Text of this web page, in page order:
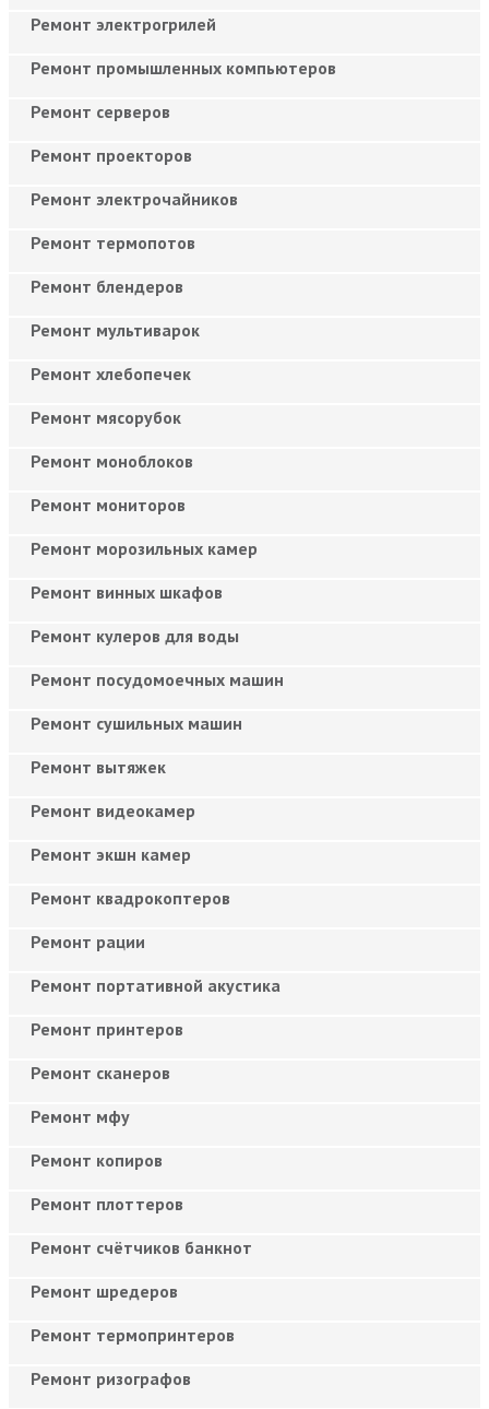
Ремонт электрогрилей
Ремонт промышленных компьютеров
Ремонт серверов
Ремонт проекторов
Ремонт электрочайников
Ремонт термопотов
Ремонт блендеров
Ремонт мультиварок
Ремонт хлебопечек
Ремонт мясорубок
Ремонт моноблоков
Ремонт мониторов
Ремонт морозильных камер
Ремонт винных шкафов
Ремонт кулеров для воды
Ремонт посудомоечных машин
Ремонт сушильных машин
Ремонт вытяжек
Ремонт видеокамер
Ремонт экшн камер
Ремонт квадрокоптеров
Ремонт рации
Ремонт портативной акустика
Ремонт принтеров
Ремонт сканеров
Ремонт мфу
Ремонт копиров
Ремонт плоттеров
Ремонт счётчиков банкнот
Ремонт шредеров
Ремонт термопринтеров
Ремонт ризографов